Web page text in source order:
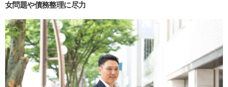
女問題や債務整理に尽力